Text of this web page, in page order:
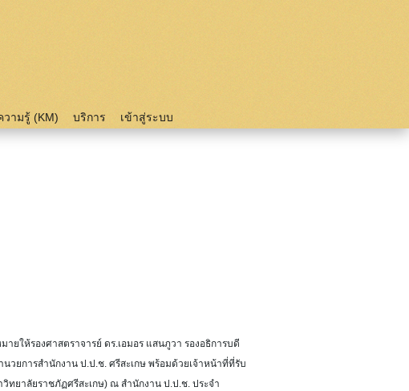
ามรู้ (KM) บริการ เข้าสู่ระบบ
ยให้รองศาสตราจารย์ ดร.เอมอร แสนภูวา รองอธิการบดี
ยการสำนักงาน ป.ป.ช. ศรีสะเกษ พร้อมด้วยเจ้าหน้าที่ที่รับ
ทยาลัยราชภัฏศรีสะเกษ) ณ สำนักงาน ป.ป.ช. ประจำ